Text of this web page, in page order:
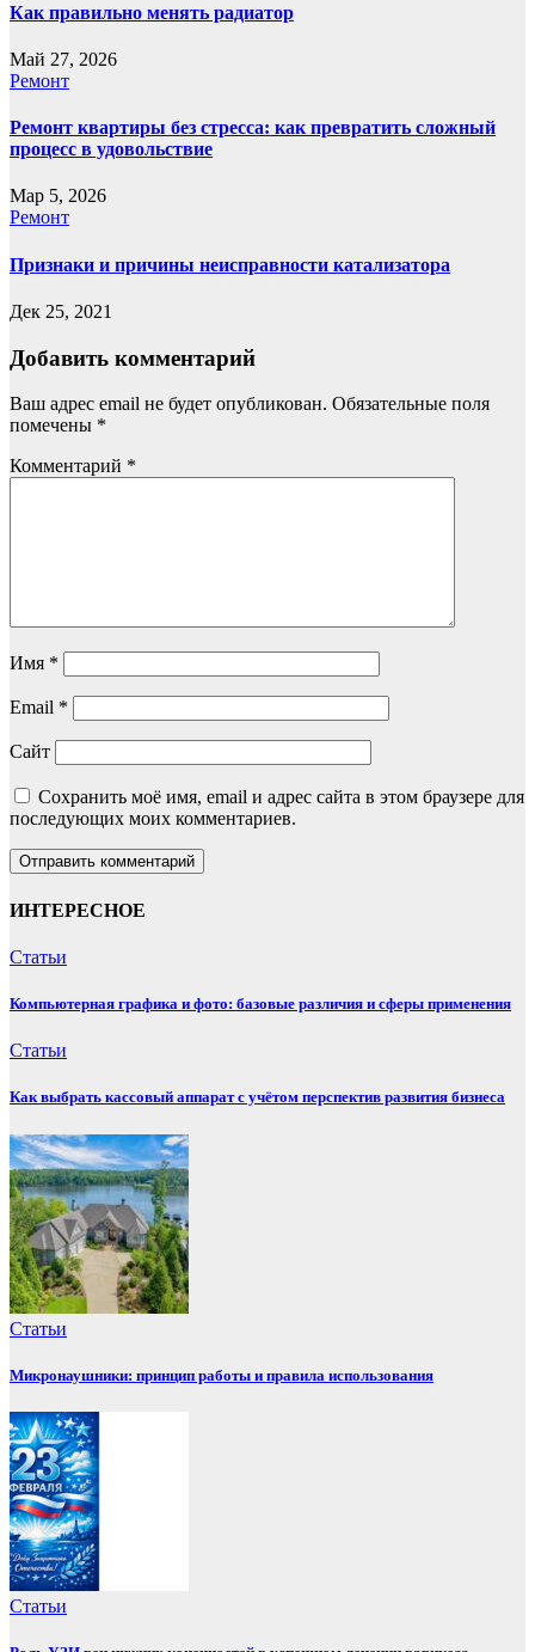
Как правильно менять радиатор
Май 27, 2026
Ремонт
Ремонт квартиры без стресса: как превратить сложный
процесс в удовольствие
Мар 5, 2026
Ремонт
Признаки и причины неисправности катализатора
Дек 25, 2021
Добавить комментарий
Ваш адрес email не будет опубликован. Обязательные поля
помечены *
Комментарий *
Имя *
Email *
Сайт
Сохранить моё имя, email и адрес сайта в этом браузере для
последующих моих комментариев.
ИНТЕРЕСНОЕ
Статьи
Компьютерная графика и фото: базовые различия и сферы применения
Статьи
Как выбрать кассовый аппарат с учётом перспектив развития бизнеса
Статьи
Микронаушники: принцип работы и правила использования
Статьи